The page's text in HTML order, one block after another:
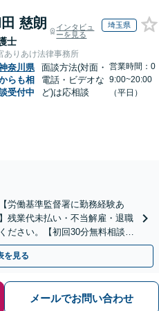
慈朗
士
インタビュ
ーを見る
埼玉県
ありあけ法律事務所
奈川県
らも相
受付中
面談方法(対面・
電話・ビデオな
ど)は応相談
営業時間：0
9:00~20:00
（平日）
労働基準監督署に勤務経験あ
残業代未払い・不当解雇・退職
ださい。【初回30分無料相談】
も可能です。
を見る
メールでお問い合わせ